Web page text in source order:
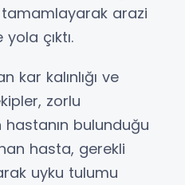
tamamlayarak arazi
çıktı.
kar kalınlığı ve
zorlu
bulunduğu
hasta, gerekli
uyku tulumu